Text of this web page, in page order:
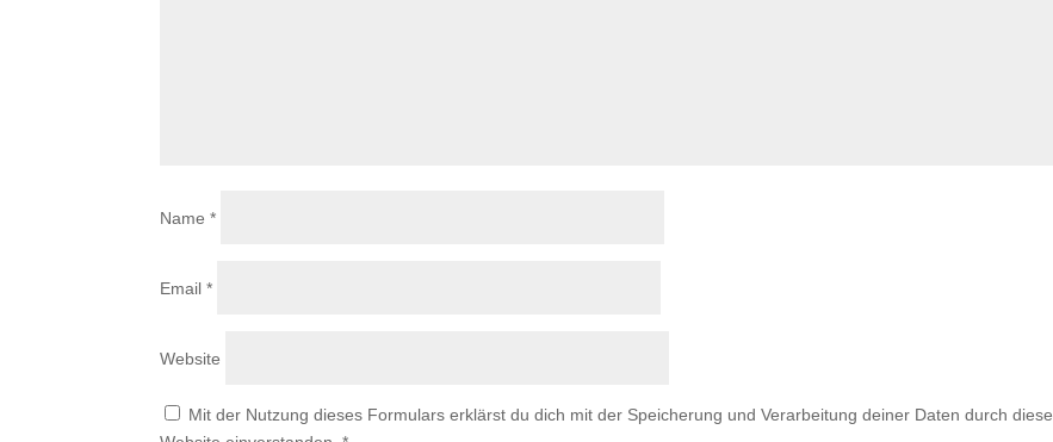
Name*
Email*
Website
Mit der Nutzung dieses Formulars erklärst du dich mit der Speicherung und Verarbeitung deiner Daten durch diese